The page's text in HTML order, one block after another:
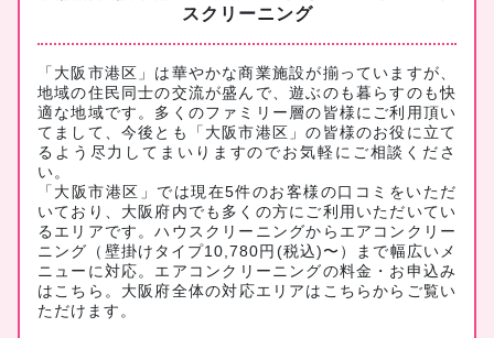
スクリーニング
「大阪市港区」は華やかな商業施設が揃っていますが、
地域の住民同士の交流が盛んで、遊ぶのも暮らすのも快
適な地域です。多くのファミリー層の皆様にご利用頂い
てまして、今後とも「大阪市港区」の皆様のお役に立て
るよう尽力してまいりますのでお気軽にご相談くださ
い。
「大阪市港区」では現在5件のお客様の口コミをいただ
いており、大阪府内でも多くの方にご利用いただいてい
るエリアです。ハウスクリーニングからエアコンクリー
ニング（壁掛けタイプ10,780円(税込)〜）まで幅広いメ
ニューに対応。 エアコンクリーニングの料金・お申込み
はこちら 。大阪府全体の対応エリアは こちらからご覧い
ただけます。